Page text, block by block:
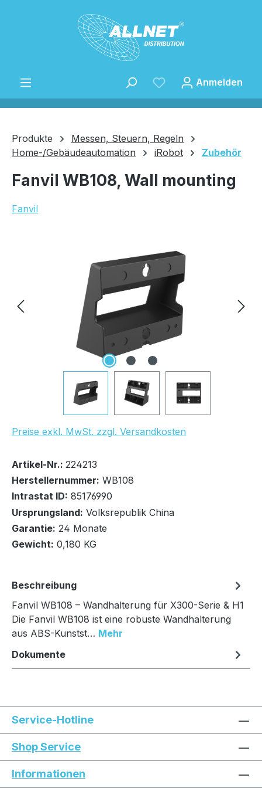
Zum Hauptinhalt springen
Speichern
Anmelden
Produkte
Messen, Steuern, Regeln
Home-/Gebäudeautomation
iRobot Zubehör
Fanvil WB108, Wall mounting
Fanvil
UVP Netto: 3,88 €
Preise exkl. MwSt. zzgl. Versandkosten
Bestand:0x
Nicht Lagernd
In den Warenkorb
Artikel-Nr.: 224213
Herstellernummer: WB108
Intrastat ID: 85176990
Ursprungsland: Volksrepublik China
Garantie: 24 Monate
Gewicht: 0,180 KG
Beschreibung
Fanvil WB108 – Wandhalterung für X300-Serie & H1
Die Fanvil WB108 ist eine robuste Wandhalterung
aus ABS-Kunstst… Mehr
Dokumente
Service-Hotline
Shop Service
Informationen